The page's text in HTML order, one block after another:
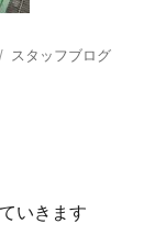
スタッフブログ
いきます